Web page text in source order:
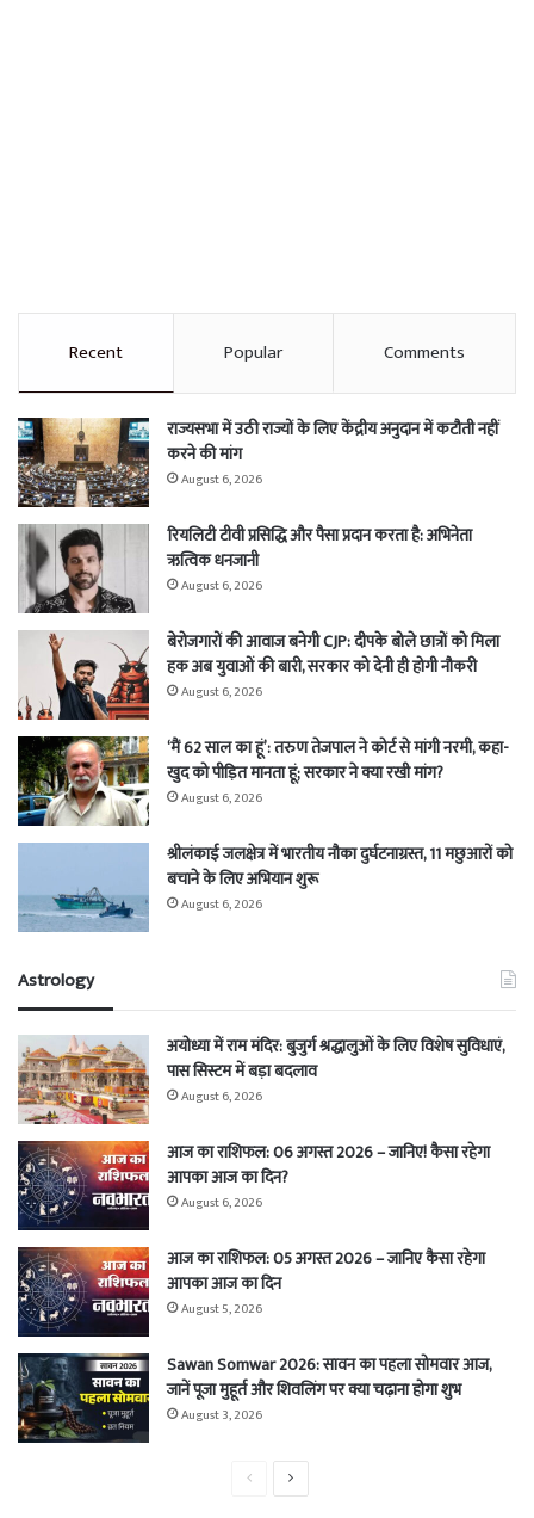
Recent Popular Comments
राज्यसभा में उठी राज्यों के लिए केंद्रीय अनुदान में कटौती नहीं
करने की मांग
August 6, 2026
रियलिटी टीवी प्रसिद्धि और पैसा प्रदान करता है: अभिनेता
ऋत्विक धनजानी
August 6, 2026
बेरोजगारों की आवाज बनेगी CJP: दीपके बोले छात्रों को मिला
हक अब युवाओं की बारी, सरकार को देनी ही होगी नौकरी
August 6, 2026
‘मैं 62 साल का हूं’: तरुण तेजपाल ने कोर्ट से मांगी नरमी, कहा-
खुद को पीड़ित मानता हूं; सरकार ने क्या रखी मांग?
August 6, 2026
श्रीलंकाई जलक्षेत्र में भारतीय नौका दुर्घटनाग्रस्त, 11 मछुआरों को
बचाने के लिए अभियान शुरू
August 6, 2026
Astrology
अयोध्या में राम मंदिर: बुजुर्ग श्रद्धालुओं के लिए विशेष सुविधाएं,
पास सिस्टम में बड़ा बदलाव
August 6, 2026
आज का राशिफल: 06 अगस्त 2026 – जानिए! कैसा रहेगा
आपका आज का दिन?
August 6, 2026
आज का राशिफल: 05 अगस्त 2026 – जानिए कैसा रहेगा
आपका आज का दिन
August 5, 2026
Sawan Somwar 2026: सावन का पहला सोमवार आज,
जानें पूजा मुहूर्त और शिवलिंग पर क्या चढ़ाना होगा शुभ
August 3, 2026
PreviousNext